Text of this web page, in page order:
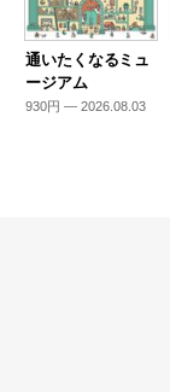
通いたくなるミュ
ージアム
930円 — 2026.08.03